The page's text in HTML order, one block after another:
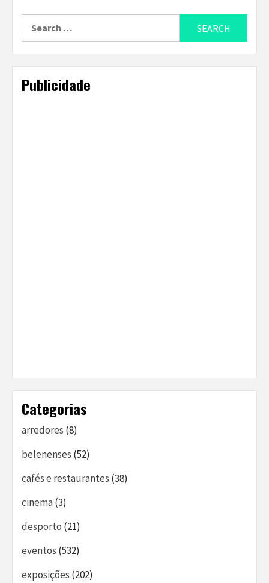
Publicidade
Categorias
arredores (8)
belenenses (52)
cafés e restaurantes (38)
cinema(3)
desporto (21)
eventos (532)
exposições (202)